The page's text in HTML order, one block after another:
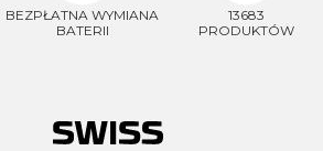
BEZPŁATNA WYMIANA
BATERII
13683
PRODUKTÓW